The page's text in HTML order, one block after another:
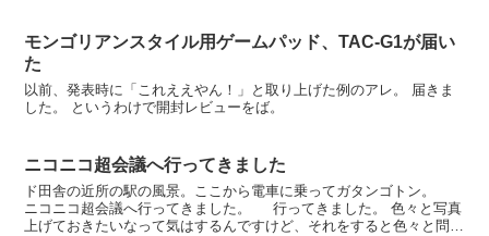
モンゴリアンスタイル用ゲームパッド、TAC-G1が届い
た
以前、発表時に「これええやん！」と取り上げた例のアレ。 届きま
した。 というわけで開封レビューをば。
ニコニコ超会議へ行ってきました
ド田舎の近所の駅の風景。ここから電車に乗ってガタンゴトン。
ニコニコ超会議へ行ってきました。 行ってきました。 色々と写真
上げておきたいなって気はするんですけど、それをすると色々と問題